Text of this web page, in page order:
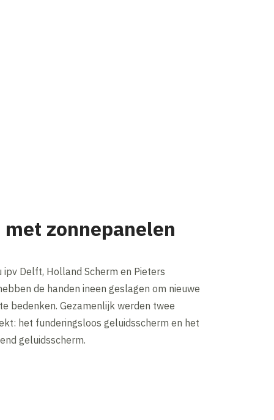
zonnepanelen
Delft, Holland Scherm en Pieters
de handen ineen geslagen om nieuwe
bedenken. Gezamenlijk werden twee
het funderingsloos geluidsscherm en het
geluidsscherm.